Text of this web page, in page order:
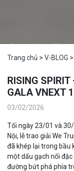
Trang chủ > V-BLOG >
RISING
GALA VNEXT
03/02/2026
Tối ngày 23/01 và 30/
Nội, lễ trao giải We
đã khép lại trong bầu
một dấu gạch nối
đường bứt phá phía